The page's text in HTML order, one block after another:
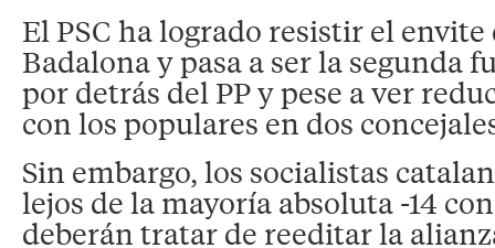
El PSC ha logrado resistir el envite
Badalona y pasa a ser la segunda
por detrás del PP y pese a ver
con los populares en dos
Sin embargo, los socialistas
lejos de la mayoría absoluta -14
deberán tratar de reeditar la